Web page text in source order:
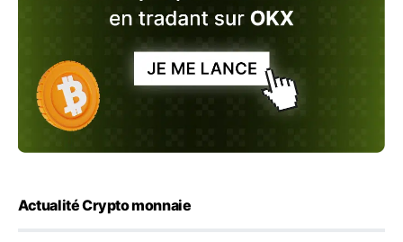
Actualité Crypto monnaie